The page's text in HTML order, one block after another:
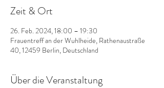
Zeit & Ort
26. Feb. 2024, 18:00 – 19:30
Frauentreff an der Wuhlheide, Rathenaustraße
40, 12459 Berlin, Deutschland
Über die Veranstaltung